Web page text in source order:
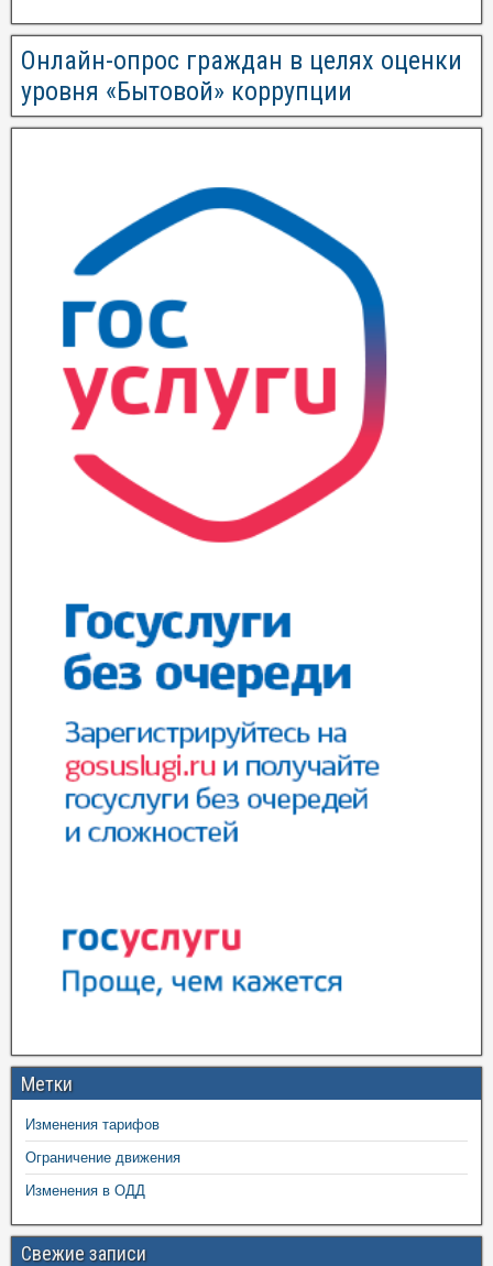
Онлайн-опрос граждан в целях оценки
уровня «Бытовой» коррупции
Метки
Изменения тарифов
Ограничение движения
Изменения в ОДД
Свежие записи